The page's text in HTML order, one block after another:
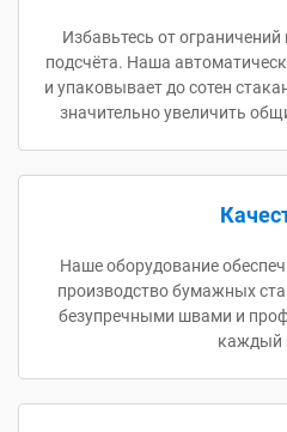
Избавьтесь от
подсчёта. Наша
и упаковывает до сотен
значительно увеличить
Наше оборудование
производство бумажных
безупречными швами и
каждый